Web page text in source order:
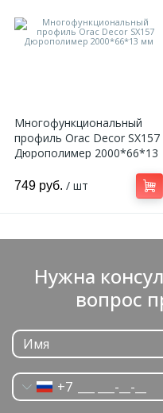
Многофункциональный
профиль Orac Decor SX157
Дюрополимер 2000*66*13
749 руб. / шт
Нужна
вопрос
+7